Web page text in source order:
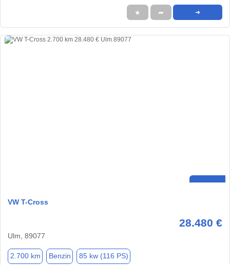
★ ➦ ➜
VW T-Cross
28.480 €
Ulm, 89077
2.700 km Benzin 85 kw (116 PS)